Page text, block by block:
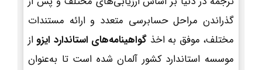
گذراندن مراحل حسابرسی متعدد و ارائه مستندات
مختلف، موفق به اخذ گواهینامه‌های استاندارد ایزو از
موسسه استاندارد کشور آلمان شده است تا به‌عنوان